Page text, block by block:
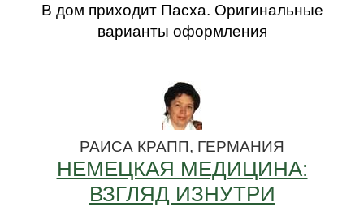
В дом приходит Пасха. Оригинальные
варианты оформления
РАИСА КРАПП, ГЕРМАНИЯ
НЕМЕЦКАЯ МЕДИЦИНА:
ВЗГЛЯД ИЗНУТРИ